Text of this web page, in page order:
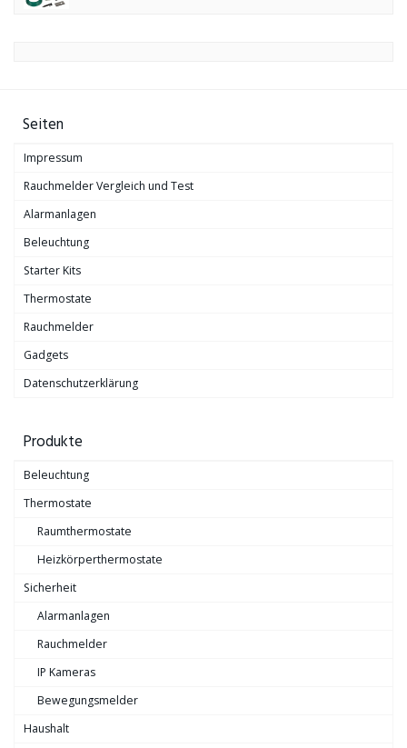
Seiten
Impressum
Rauchmelder Vergleich und Test
Alarmanlagen
Beleuchtung
Starter Kits
Thermostate
Rauchmelder
Gadgets
Datenschutzerklärung
Produkte
Beleuchtung
Thermostate
Raumthermostate
Heizkörperthermostate
Sicherheit
Alarmanlagen
Rauchmelder
IP Kameras
Bewegungsmelder
Haushalt